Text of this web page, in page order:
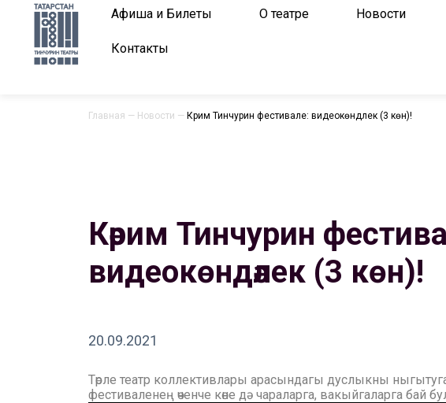
Афиша и Билеты О театре Новости
Контакты
Главная — Новости — Кәрим Тинчурин фестивале: видеокөндәлек (3 көн)!
Кәрим Тинчурин
видеокөндәлек (3 көн)!
20.09.2021
Төрле театр коллективлары арасындагы дуслыкны
фестиваленең өченче көне дә чараларга, вакыйгаларга бай